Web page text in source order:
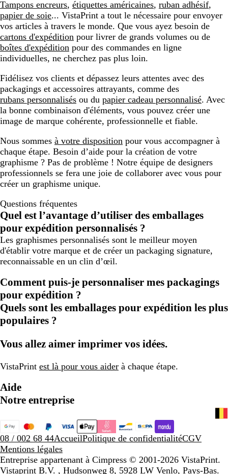
Tampons encreurs, étiquettes américaines, ruban adhésif,
papier de soie... VistaPrint a tout le nécessaire pour envoyer
vos articles à travers le monde. Que vous ayez besoin de
cartons d'expédition pour livrer de grands volumes ou de
boîtes d'expédition pour des commandes en ligne
individuelles, ne cherchez pas plus loin.
Fidélisez vos clients et dépassez leurs attentes avec des
packagings et accessoires attrayants, comme des
rubans personnalisés ou du papier cadeau personnalisé. Avec
la bonne combinaison d'éléments, vous pouvez créer une
image de marque cohérente, professionnelle et fiable.
Nous sommes à votre disposition pour vous accompagner à
chaque étape. Besoin d’aide pour la création de votre
graphisme ? Pas de problème ! Notre équipe de designers
professionnels se fera une joie de collaborer avec vous pour
créer un graphisme unique.
Questions fréquentes
Quel est l’avantage d’utiliser des emballages
pour expédition personnalisés ?
Les graphismes personnalisés sont le meilleur moyen
d'établir votre marque et de créer un packaging signature,
reconnaissable en un clin d’œil.
Comment puis-je personnaliser mes packagings
pour expédition ?
Quels sont les emballages pour expédition les plus
populaires ?
Vous allez aimer imprimer vos idées.
VistaPrint est là pour vous aider à chaque étape.
Aide
Notre entreprise
08 / 002 68 44AccueilPolitique de confidentialitéCGV
Mentions légales
Entreprise appartenant à Cimpress © 2001-2026 VistaPrint.
Vistaprint B.V. , Hudsonweg 8, 5928 LW Venlo, Pays-Bas.